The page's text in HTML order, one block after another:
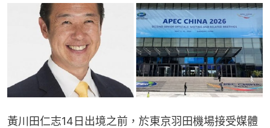
黃川田仁志14日出境之前，於東京羽田機場接受媒體